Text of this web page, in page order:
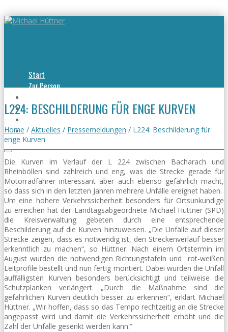
Start
Zur Person
Viel erreicht
Kontakt
L224: BESCHILDERUNG FÜR ENGE KURVEN
Home / Aktuelles / Pressemeldungen / L224: Beschilderung für
enge Kurven
Die Kurven im Verlauf der L 224 zwischen Bacharach und
Rheinböllen sind zahlreich und eng, was die Strecke gerade für
Motorradfahrer interessant aber auch ebenso gefährlich macht,
so dass sich in den letzten Jahren mehrere Unfälle ereignet haben.
Um eine höhere Verkehrssicherheit besonders für Ortsunkundige
zu erreichen hat der Landtagsabgeordnete Michael Hüttner (SPD)
die Kreisverwaltung gebeten durch eine entsprechende
Beschilderung auf die Kurven hinzuweisen. „Die Unfälle auf dieser
Strecke zeigen, dass es notwendig ist, den Streckenverlauf besser
erkenntlich zu machen“, so Hüttner. Nach einem Ortstermin im
August wurden die notwendigen Richtungstafeln und rot-weißen
Leitprofile bestellt und nun fertig montiert. Dabei wurden die Unfall
auffälligsten Kurven besonders berücksichtigt und teilweise die
Schutzplanken verlängert. „Durch die Maßnahme sind die
gefährlichen Kurven deutlich besser zu erkennen“, erklärt Michael
Hüttner. „Wir hoffen, dass so das Tempo rechtzeitig an die Strecke
angepasst wird und damit die Verkehrssicherheit erhöht und die
Zahl der Unfälle gesenkt werden kann.“